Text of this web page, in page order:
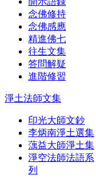
念佛修持
念佛感應
精進佛七
往生文集
答問解疑
進階修習
淨土法師文集
印光大師文鈔
李炳南淨土選集
蕅益大師淨土集
淨空法師法語系
列